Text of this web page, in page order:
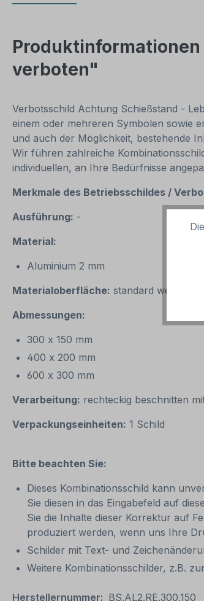
verboten"
Verbotsschild Achtung Schießstand -
einem oder mehreren Symbolen sowie
und auch der Möglichkeit, bestehende
Wir führen zahlreiche
individuellen, an Ihre Bedürfnisse
Merkmale des Betriebsschildes /
Ausführung: -
Material:
Aluminium 2 mm
Materialoberfläche: standard weiß
Abmessungen:
300 x 150 mm
400 x 200 mm
600 x 300 mm
Verarbeitung: rechteckig beschnitten
Verpackungseinheiten: 1 Schild
Bitte beachten Sie:
Dieses Kombinationsschild kann
Sie diesen in das Eingabefeld auf
Sie die Inhalte dieser Korrektur auf
produziert werden, wenn uns Ihre
Schilder mit Text- und
Weitere Kombinationsschilder, z.B.
Herstellernummer: BS.AL2.RE.300.150